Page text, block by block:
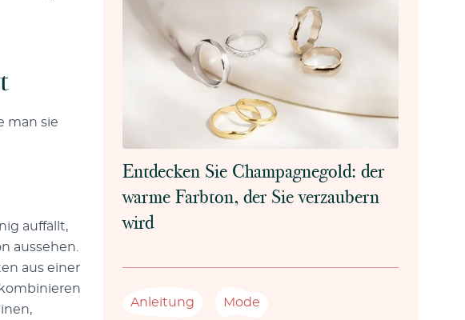
man sie
auffällt,
aussehen.
aus einer
Entdecken Sie Champagnegold: der
warme Farbton, der Sie verzaubern
wird
Anleitung Mode